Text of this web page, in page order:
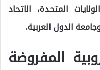
الولايات المتحدة، الاتحاد
الدول العربية.
المفروضة